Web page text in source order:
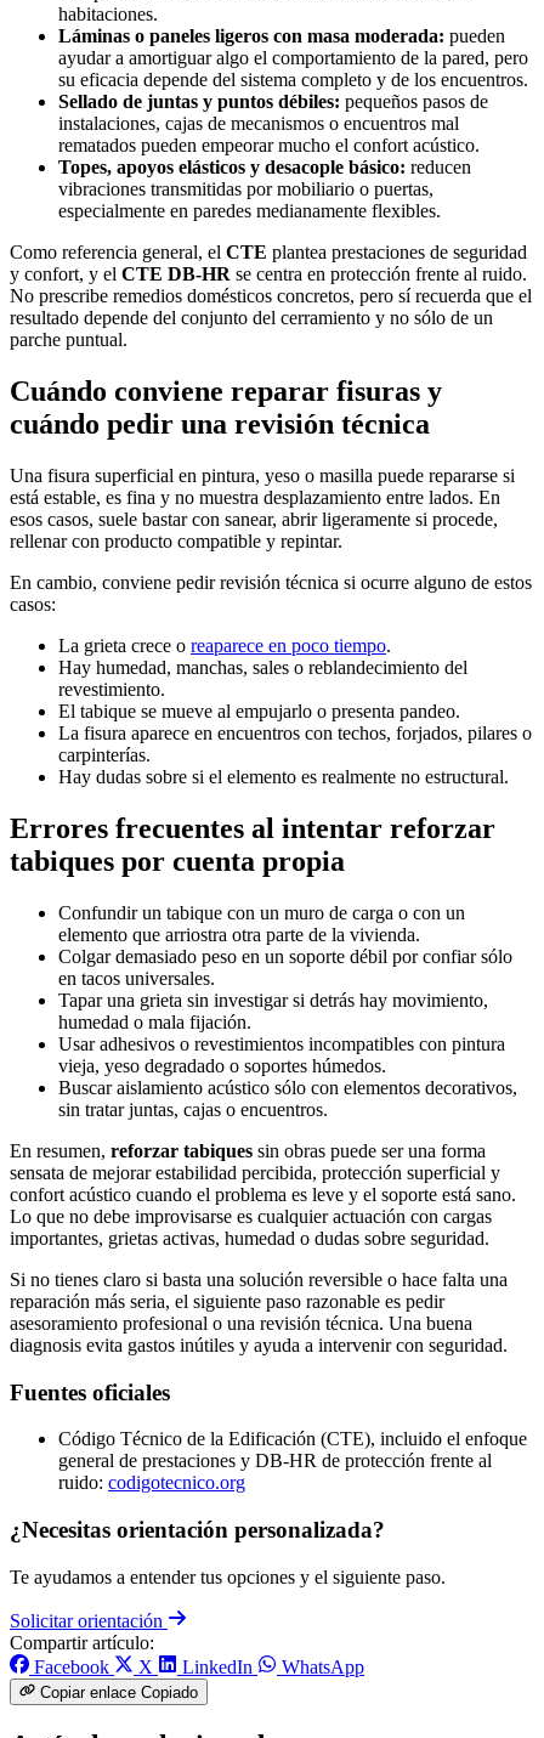
habitaciones.
Láminas o paneles ligeros con masa moderada: pueden
ayudar a amortiguar algo el comportamiento de la pared, pero
su eficacia depende del sistema completo y de los encuentros.
Sellado de juntas y puntos débiles: pequeños pasos de
instalaciones, cajas de mecanismos o encuentros mal
rematados pueden empeorar mucho el confort acústico.
Topes, apoyos elásticos y desacople básico: reducen
vibraciones transmitidas por mobiliario o puertas,
especialmente en paredes medianamente flexibles.
Como referencia general, el CTE plantea prestaciones de seguridad
y confort, y el CTE DB-HR se centra en protección frente al ruido.
No prescribe remedios domésticos concretos, pero sí recuerda que el
resultado depende del conjunto del cerramiento y no sólo de un
parche puntual.
Cuándo conviene reparar fisuras y
cuándo pedir una revisión técnica
Una fisura superficial en pintura, yeso o masilla puede repararse si
está estable, es fina y no muestra desplazamiento entre lados. En
esos casos, suele bastar con sanear, abrir ligeramente si procede,
rellenar con producto compatible y repintar.
En cambio, conviene pedir revisión técnica si ocurre alguno de estos
casos:
La grieta crece o reaparece en poco tiempo.
Hay humedad, manchas, sales o reblandecimiento del
revestimiento.
El tabique se mueve al empujarlo o presenta pandeo.
La fisura aparece en encuentros con techos, forjados, pilares o
carpinterías.
Hay dudas sobre si el elemento es realmente no estructural.
Errores frecuentes al intentar reforzar
tabiques por cuenta propia
Confundir un tabique con un muro de carga o con un
elemento que arriostra otra parte de la vivienda.
Colgar demasiado peso en un soporte débil por confiar sólo
en tacos universales.
Tapar una grieta sin investigar si detrás hay movimiento,
humedad o mala fijación.
Usar adhesivos o revestimientos incompatibles con pintura
vieja, yeso degradado o soportes húmedos.
Buscar aislamiento acústico sólo con elementos decorativos,
sin tratar juntas, cajas o encuentros.
En resumen, reforzar tabiques sin obras puede ser una forma
sensata de mejorar estabilidad percibida, protección superficial y
confort acústico cuando el problema es leve y el soporte está sano.
Lo que no debe improvisarse es cualquier actuación con cargas
importantes, grietas activas, humedad o dudas sobre seguridad.
Si no tienes claro si basta una solución reversible o hace falta una
reparación más seria, el siguiente paso razonable es pedir
asesoramiento profesional o una revisión técnica. Una buena
diagnosis evita gastos inútiles y ayuda a intervenir con seguridad.
Fuentes oficiales
Código Técnico de la Edificación (CTE), incluido el enfoque
general de prestaciones y DB-HR de protección frente al
ruido: codigotecnico.org
¿Necesitas orientación personalizada?
Te ayudamos a entender tus opciones y el siguiente paso.
Solicitar orientación
Compartir artículo:
Facebook
X LinkedIn WhatsApp
Copiar enlace Copiado